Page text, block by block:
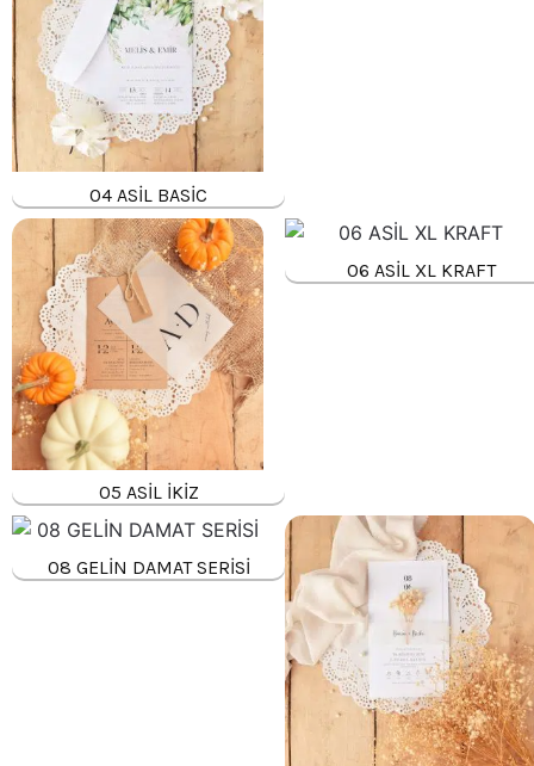
04 ASİL BASİC
05 ASİL İKİZ
06 ASİL XL KRAFT
08 GELİN DAMAT SERİSİ